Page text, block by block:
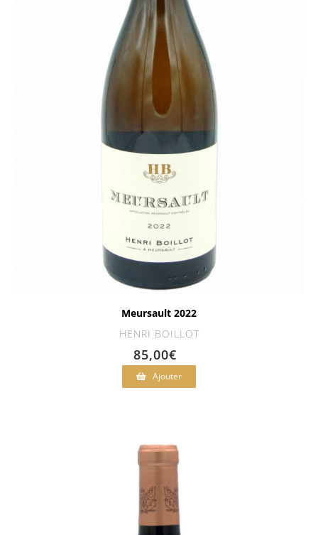
Meursault 2022
HENRI BOILLOT
85,00€
Ajouter